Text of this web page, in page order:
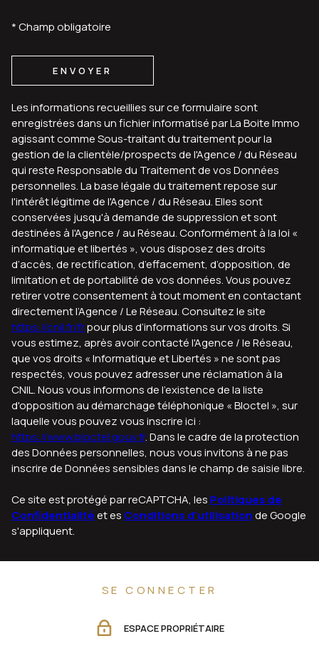
* Champ obligatoire
ENVOYER
Les informations recueillies sur ce formulaire sont
enregistrées dans un fichier informatisé par La Boite Immo
agissant comme Sous-traitant du traitement pour la
gestion de la clientèle/prospects de l'Agence / du Réseau
qui reste Responsable du Traitement de vos Données
personnelles. La base légale du traitement repose sur
l'intérêt légitime de l'Agence / du Réseau. Elles sont
conservées jusqu'à demande de suppression et sont
destinées à l'Agence / au Réseau. Conformément à la loi «
informatique et libertés », vous disposez des droits
d’accès, de rectification, d’effacement, d’opposition, de
limitation et de portabilité de vos données. Vous pouvez
retirer votre consentement à tout moment en contactant
directement l’Agence / Le Réseau. Consultez le site
https://cnil.fr/frpour plus d’informations sur vos droits. Si
vous estimez, après avoir contacté l'Agence / le Réseau,
que vos droits « Informatique et Libertés » ne sont pas
respectés, vous pouvez adresser une réclamation à la
CNIL. Nous vous informons de l’existence de la liste
d'opposition au démarchage téléphonique « Bloctel », sur
laquelle vous pouvez vous inscrire ici :
https://www.bloctel.gouv.fr. Dans le cadre de la protection
des Données personnelles, nous vous invitons à ne pas
inscrire de Données sensibles dans le champ de saisie libre.
Ce site est protégé par reCAPTCHA, les Politiques de
Confidentialitéet es Conditions d'utilisationde Google
s'appliquent.
SE CONNECTER
ESPACE PROPRIÉTAIRE